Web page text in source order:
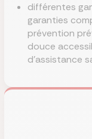
différentes
garanties
prévention
douce
d'assistance